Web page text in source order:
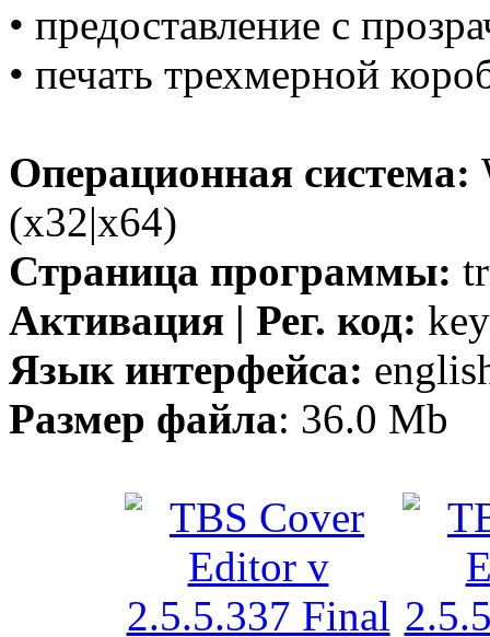
• предоставление с
• печать трехмерной
Операционная система:
(x32|x64)
Страница программы:
Активация | Рег. код: key
Язык интерфейса:
Размер файла: 36.0 Mb